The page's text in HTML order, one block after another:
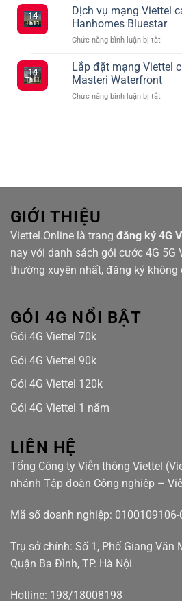
tháng
2
Ký
5G
–
Nối
Siêu
hợp
gói
cước
ưu
đãi
hình
14
Th11
Dịch vụ mạng Viettel
Hanhomes Bluestar
Chức năng bình luận bị tắt
vụ
mạng
Viettel
cáp
14
Th11
Lắp đặt mạng Viettel
Masteri Waterfront
Chức năng bình luận bị tắt
GIỚI THIỆU
Viettel.Online là trang đăng ký 4G
nay với danh sách gói cước 4G 5G
thường xuyên nhất, đăng ký không
GÓI 4G NỔI BẬT
Gói 4G Viettel 70k
Gói 4G Viettel 90k
Gói 4G Viettel 120k
Gói 4G Viettel 1 năm
LIÊN HỆ
Tổng Công ty Viễn thông Viettel
nhánh Tập đoàn Công nghiệp –
Mã số doanh nghiệp: 0100109106-
Trụ sở chính: Số 1, Phố Giang Văn
Quận Ba Đình, TP. Hà Nội
Hotline: 198/18008198